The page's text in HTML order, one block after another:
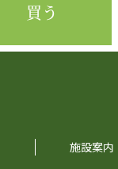
買う
施設案内